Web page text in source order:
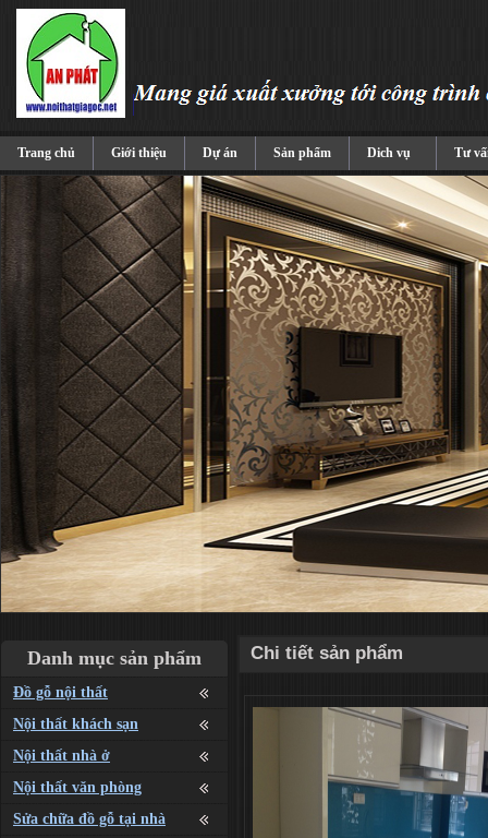
Trang chủ Giới thiệu Dự án Sản phẩm Dich vụ Tư
Danh mục sản phẩm
Đồ gỗ nội thất
Nội thất khách sạn
Nội thất nhà ở
Nội thất văn phòng
Sửa chữa đồ gỗ tại nhà
Chi tiết sản phẩm